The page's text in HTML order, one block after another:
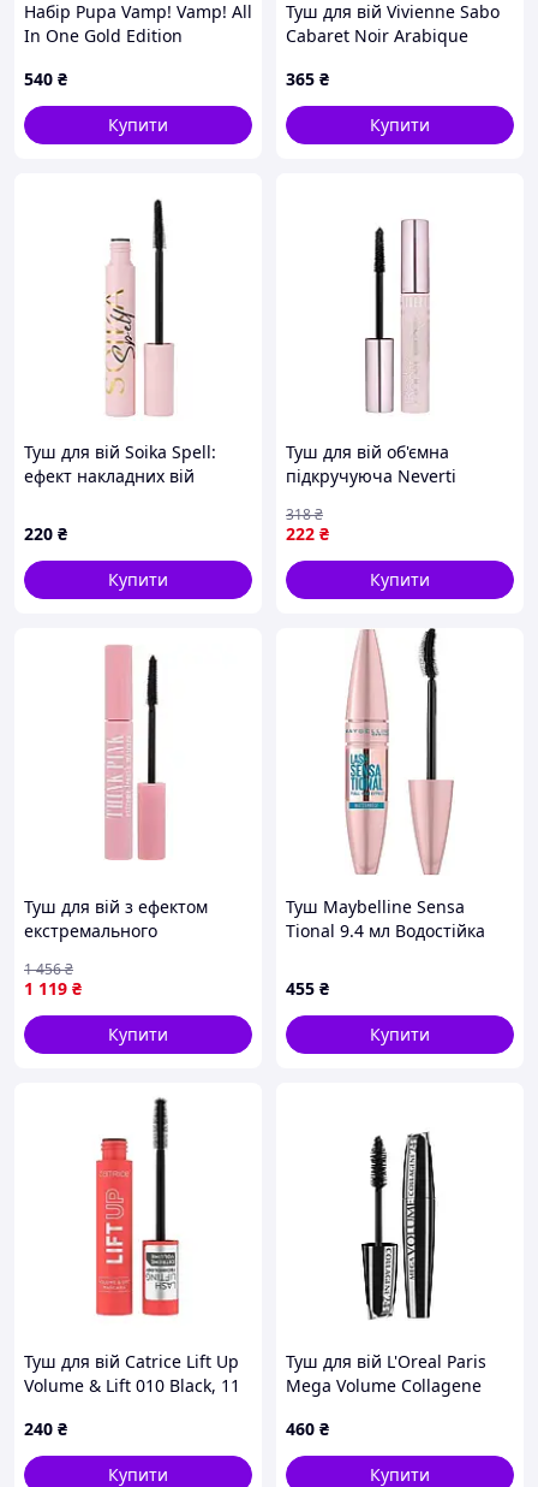
Набір Pupa Vamp! Vamp! All
In One Gold Edition
540 ₴
Купити
Туш для вій Vivienne Sabo
Cabaret Noir Arabique
365 ₴
Купити
Туш для вій Soika Spell:
ефект накладних вій
220 ₴
Купити
Туш для вій об'ємна
підкручуюча Neverti
(NP504)SSWG
222 ₴
318₴
Купити
Туш для вій з ефектом
екстремального
Dermacol Think Pink
Extreme Length Mascara
чорна
1 119 ₴
1 456₴
Купити
Туш Maybelline Sensa
Tional 9.4 мл Водостійка
455 ₴
Купити
Туш для вій Catrice Lift Up
Volume & Lift 010 Black, 11
240 ₴
Купити
Туш для вій L'Oreal Paris
Mega Volume Collagene
мл
460 ₴
Купити